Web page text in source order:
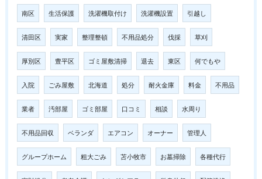
南区 生活保護 洗濯機取付け 洗濯機設置 引越し
清田区 実家 整理整頓 不用品処分 伐採 草刈
厚別区 豊平区 ゴミ屋敷清掃 退去 東区 何でもや
入院 ごみ屋敷 北海道 処分 耐火金庫 料金 不用品
業者 汚部屋 ゴミ部屋 口コミ 相談 水周り
不用品回収 ベランダ エアコン オーナー 管理人
グループホーム 粗大ごみ 苫小牧市 お墓掃除 各種代行